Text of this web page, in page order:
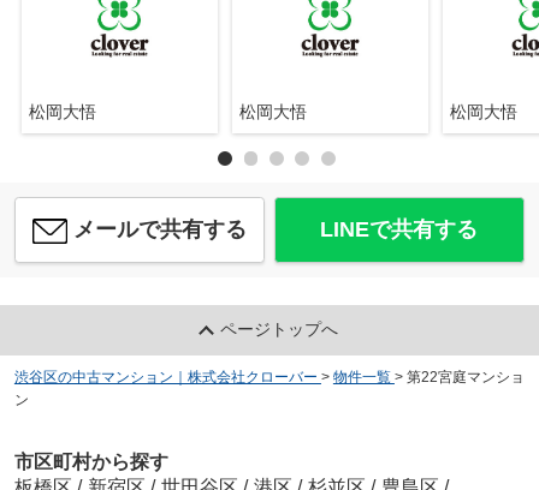
松岡大悟 松岡大悟 松岡大悟
メールで共有する LINEで共有する
ページトップへ
渋谷区の中古マンション｜株式会社クローバー > 物件一覧 > 第22宮庭マンショ
ン
市区町村から探す